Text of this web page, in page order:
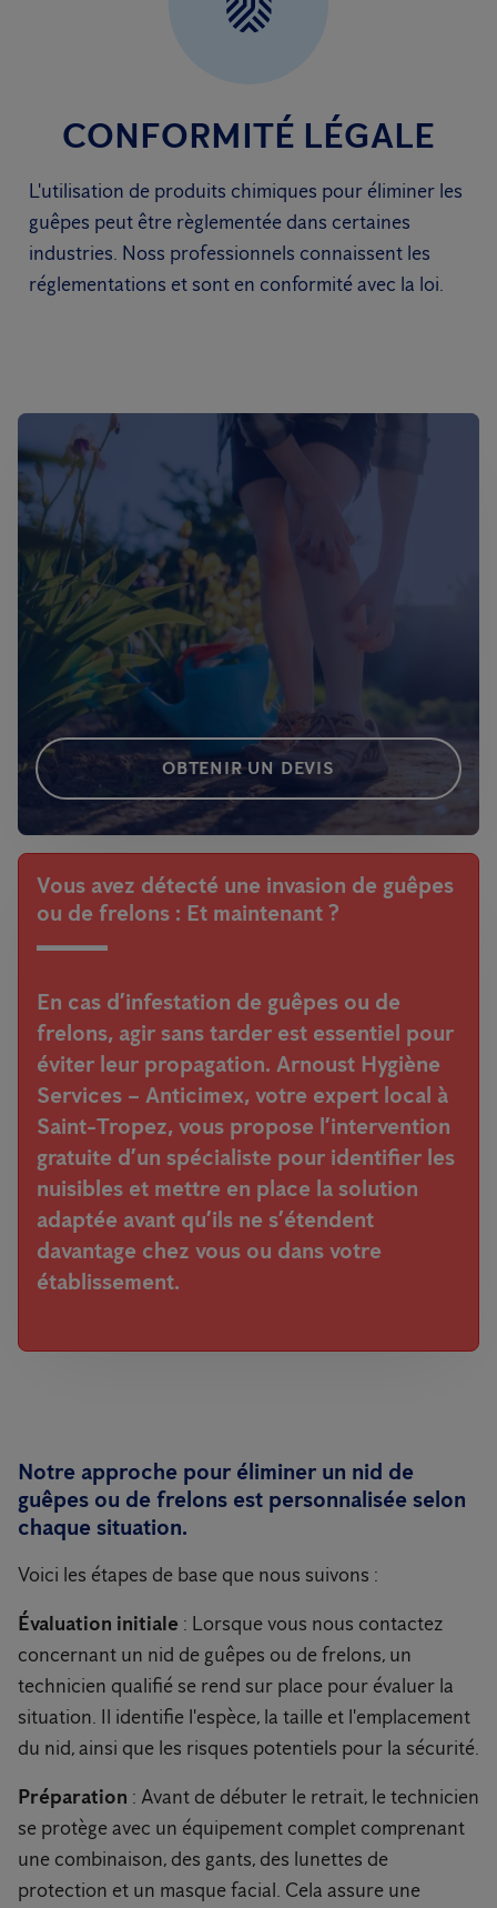
CONFORMITÉ LÉGALE
L'utilisation de produits chimiques pour éliminer les
guêpes peut être règlementée dans certaines
industries. Noss professionnels connaissent les
réglementations et sont en conformité avec la loi.
OBTENIR UN DEVIS
Vous avez détecté une invasion de guêpes
ou de frelons : Et maintenant ?
En cas d’infestation de guêpes ou de
frelons, agir sans tarder est essentiel pour
éviter leur propagation. Arnoust Hygiène
Services – Anticimex, votre expert local à
Saint-Tropez, vous propose l’intervention
gratuite d’un spécialiste pour identifier les
nuisibles et mettre en place la solution
adaptée avant qu’ils ne s’étendent
davantage chez vous ou dans votre
établissement.
Notre approche pour éliminer un nid de
guêpes ou de frelons est personnalisée selon
chaque situation.
Voici les étapes de base que nous suivons :
Évaluation initiale : Lorsque vous nous contactez
concernant un nid de guêpes ou de frelons, un
technicien qualifié se rend sur place pour évaluer la
situation. Il identifie l'espèce, la taille et l'emplacement
du nid, ainsi que les risques potentiels pour la sécurité.
Préparation : Avant de débuter le retrait, le technicien
se protège avec un équipement complet comprenant
une combinaison, des gants, des lunettes de
protection et un masque facial. Cela assure une